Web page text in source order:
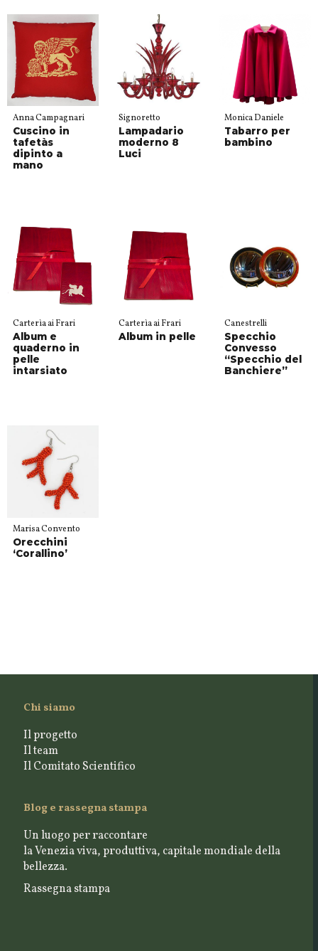
Anna Campagnari
Cuscino in
tafetàs
dipinto a
mano
Signoretto
Lampadario
moderno 8
Luci
Monica Daniele
Tabarro per
bambino
Carterìa ai Frari
Album e
quaderno in
pelle
intarsiato
Carterìa ai Frari
Album in pelle
Canestrelli
Specchio
Convesso
“Specchio del
Banchiere”
Marisa Convento
Orecchini
‘Corallino’
Chi siamo
Il progetto
Il team
Il Comitato Scientifico
Blog e rassegna stampa
Un luogo per raccontare
la Venezia viva, produttiva, capitale mondiale della
bellezza.
Rassegna stampa